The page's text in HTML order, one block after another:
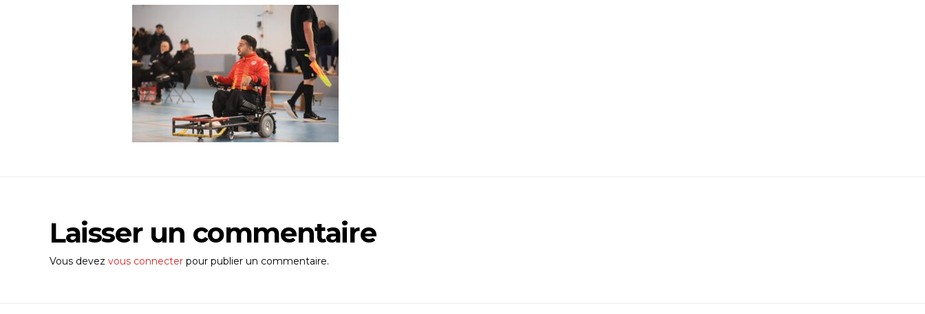
Laisser un commentaire
Vous devez vous connecter pour publier un commentaire.